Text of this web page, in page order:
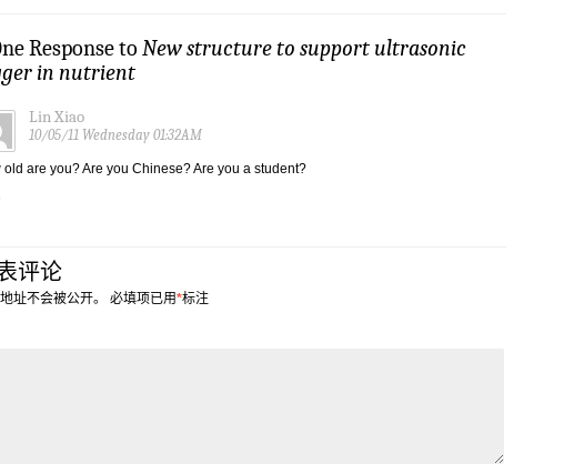
Response to New structure to support ultrasonic
in nutrient
Lin Xiao
10/05/11 Wednesday 01:32AM
old are you? Are you Chinese? Are you a student?
评论
址不会被公开。 必填项已用*标注